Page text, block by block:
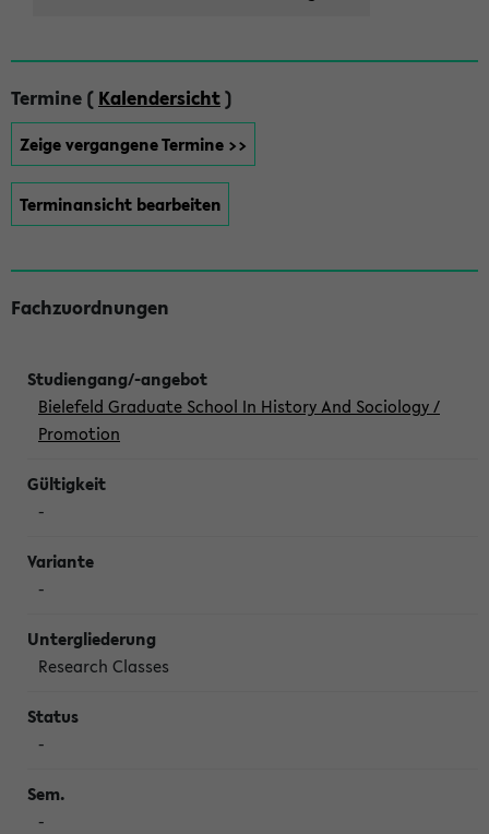
Termine ( Kalendersicht)
Zeige vergangene Termine >>
Terminansicht bearbeiten
Fachzuordnungen
Bielefeld Graduate School In History And Sociology /
Promotion
-
-
Research Classes
-
-